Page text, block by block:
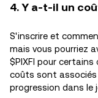
4. Y a-t-il un
S'inscrire et
mais vous pourriez
$PIXFI pour
coûts sont associés
progression dans le